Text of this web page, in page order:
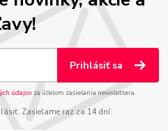
Prihlásiť sa
údajov za účelom zasielania newslettera.
Zasielame raz za 14 dní.